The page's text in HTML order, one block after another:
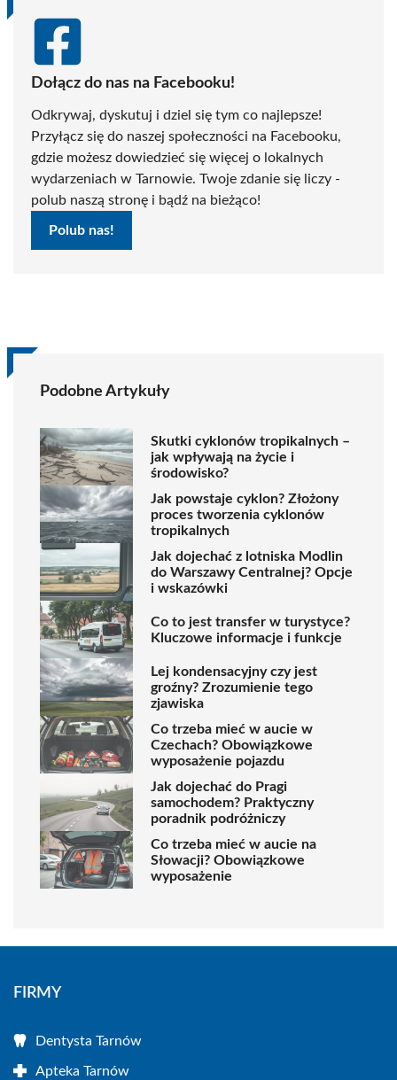
Dołącz do nas na Facebooku!
Odkrywaj, dyskutuj i dziel się tym co najlepsze!
Przyłącz się do naszej społeczności na Facebooku,
gdzie możesz dowiedzieć się więcej o lokalnych
wydarzeniach w Tarnowie. Twoje zdanie się liczy -
polub naszą stronę i bądź na bieżąco!
Polub nas!
Podobne Artykuły
Skutki cyklonów tropikalnych –
jak wpływają na życie i
środowisko?
Jak powstaje cyklon? Złożony
proces tworzenia cyklonów
tropikalnych
Jak dojechać z lotniska Modlin
do Warszawy Centralnej? Opcje
i wskazówki
Co to jest transfer w turystyce?
Kluczowe informacje i funkcje
Lej kondensacyjny czy jest
groźny? Zrozumienie tego
zjawiska
Co trzeba mieć w aucie w
Czechach? Obowiązkowe
wyposażenie pojazdu
Jak dojechać do Pragi
samochodem? Praktyczny
poradnik podróżniczy
Co trzeba mieć w aucie na
Słowacji? Obowiązkowe
wyposażenie
FIRMY
Dentysta Tarnów
Apteka Tarnów